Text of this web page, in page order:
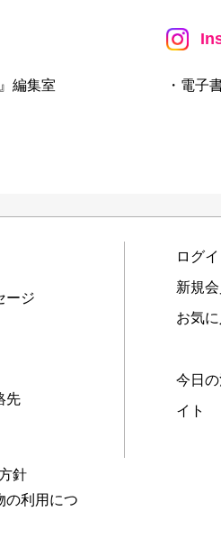
編集室 ・電子
ージ
先
針
の利用につ
ログ
新規
お気に
今日
イト